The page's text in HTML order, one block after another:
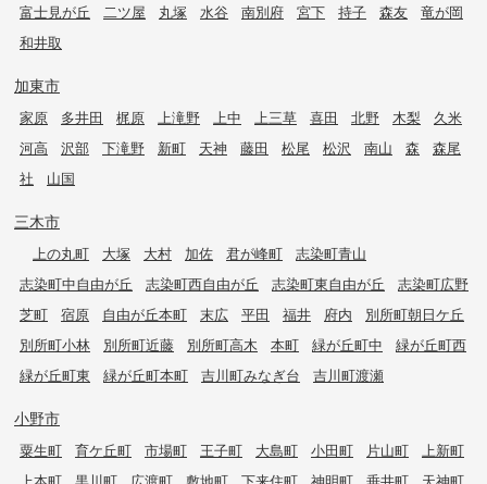
富士見が丘
二ツ屋 丸塚 水谷 南別府 宮下 持子 森友
竜が岡
和井取
加東市
家原 多井田 梶原 上滝野 上中 上三草 喜田 北野 木梨
久米
河高
沢部 下滝野 新町 天神 藤田 松尾 松沢 南山 森
森尾
社
山国
三木市
上の丸町 大塚 大村 加佐 君が峰町
志染町青山
志染町中自由が丘
志染町西自由が丘 志染町東自由が丘
志染町広野
芝町
宿原 自由が丘本町 末広 平田 福井 府内
別所町朝日ケ丘
別所町小林
別所町近藤 別所町高木 本町 緑が丘町中
緑が丘町西
緑が丘町東
緑が丘町本町 吉川町みなぎ台 吉川町渡瀬
小野市
粟生町 育ケ丘町 市場町 王子町 大島町 小田町 片山町
上新町